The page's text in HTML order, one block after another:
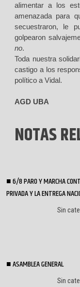
alimentar a los
amenazada para
secuestraron, le
golpearon
no.
Toda nuestra
castigo a los
político a Vidal.
AGD UBA
NOTAS
6/8 PARO Y MARCHA
PRIVADA Y LA ENTREGA
Sin
ASAMBLEA GENERAL
Sin